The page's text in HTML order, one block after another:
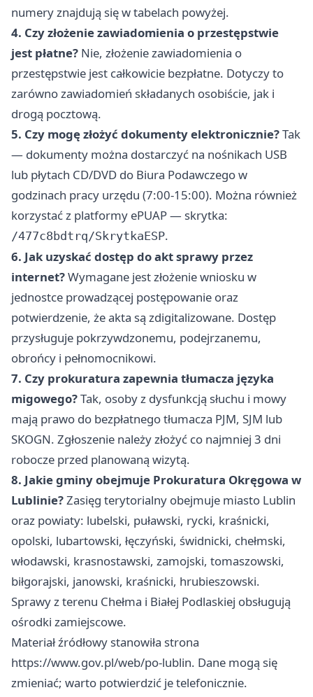
numery znajdują się w tabelach powyżej.
4. Czy złożenie zawiadomienia o przestępstwie
jest płatne? Nie, złożenie zawiadomienia o
przestępstwie jest całkowicie bezpłatne. Dotyczy to
zarówno zawiadomień składanych osobiście, jak i
drogą pocztową.
5. Czy mogę złożyć dokumenty elektronicznie?Tak
— dokumenty można dostarczyć na nośnikach USB
lub płytach CD/DVD do Biura Podawczego w
godzinach pracy urzędu (7:00-15:00). Można również
korzystać z platformy ePUAP — skrytka:
/477c8bdtrq/SkrytkaESP.
6. Jak uzyskać dostęp do akt sprawy przez
internet?Wymagane jest złożenie wniosku w
jednostce prowadzącej postępowanie oraz
potwierdzenie, że akta są zdigitalizowane. Dostęp
przysługuje pokrzywdzonemu, podejrzanemu,
obrońcy i pełnomocnikowi.
7. Czy prokuratura zapewnia tłumacza języka
migowego?Tak, osoby z dysfunkcją słuchu i mowy
mają prawo do bezpłatnego tłumacza PJM, SJM lub
SKOGN. Zgłoszenie należy złożyć co najmniej 3 dni
robocze przed planowaną wizytą.
8. Jakie gminy obejmuje Prokuratura Okręgowa w
Lublinie?Zasięg terytorialny obejmuje miasto Lublin
oraz powiaty: lubelski, puławski, rycki, kraśnicki,
opolski, lubartowski, łęczyński, świdnicki, chełmski,
włodawski, krasnostawski, zamojski, tomaszowski,
biłgorajski, janowski, kraśnicki, hrubieszowski.
Sprawy z terenu Chełma i Białej Podlaskiej obsługują
ośrodki zamiejscowe.
Materiał źródłowy stanowiła strona
https://www.gov.pl/web/po-lublin. Dane mogą się
zmieniać; warto potwierdzić je telefonicznie.